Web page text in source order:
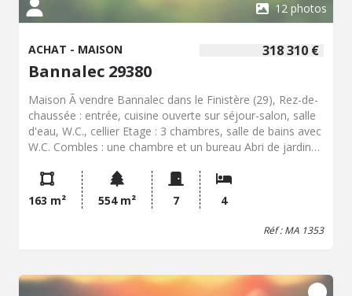
12 photos
318 310 €
ACHAT - MAISON
Bannalec 29380
Maison Ã vendre Bannalec dans le Finistère (29), Rez-de-
chaussée : entrée, cuisine ouverte sur séjour-salon, salle
d'eau, W.C., cellier Etage : 3 chambres, salle de bains avec
W.C. Combles : une chambre et un bureau Abri de jardin
163 m² 554 m² 7 4
Réf : MA 1353